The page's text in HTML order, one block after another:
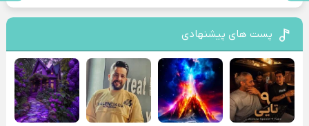
پست های پیشنهادی